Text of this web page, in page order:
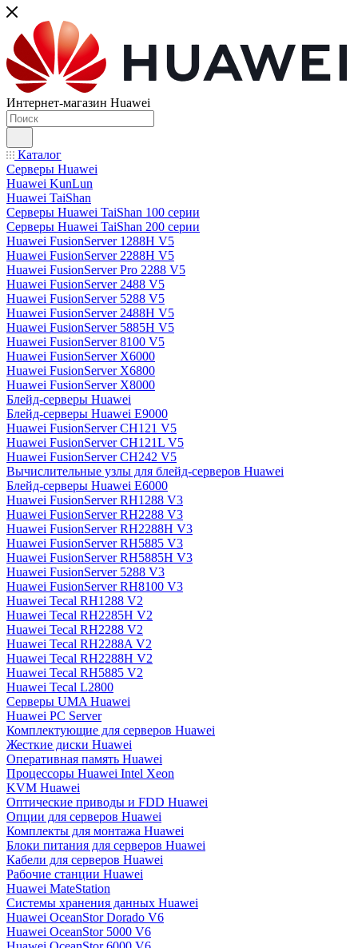
Интернет-магазин Huawei
Каталог
Серверы Huawei
Huawei KunLun
Huawei TaiShan
Серверы Huawei TaiShan 100 серии
Серверы Huawei TaiShan 200 серии
Huawei FusionServer 1288H V5
Huawei FusionServer 2288H V5
Huawei FusionServer Pro 2288 V5
Huawei FusionServer 2488 V5
Huawei FusionServer 5288 V5
Huawei FusionServer 2488H V5
Huawei FusionServer 5885H V5
Huawei FusionServer 8100 V5
Huawei FusionServer X6000
Huawei FusionServer X6800
Huawei FusionServer X8000
Блейд-серверы Huawei
Блейд-серверы Huawei E9000
Huawei FusionServer CH121 V5
Huawei FusionServer CH121L V5
Huawei FusionServer CH242 V5
Вычислительные узлы для блейд-серверов Huawei
Блейд-серверы Huawei E6000
Huawei FusionServer RH1288 V3
Huawei FusionServer RH2288 V3
Huawei FusionServer RH2288H V3
Huawei FusionServer RH5885 V3
Huawei FusionServer RH5885H V3
Huawei FusionServer 5288 V3
Huawei FusionServer RH8100 V3
Huawei Tecal RH1288 V2
Huawei Tecal RH2285H V2
Huawei Tecal RH2288 V2
Huawei Tecal RH2288A V2
Huawei Tecal RH2288H V2
Huawei Tecal RH5885 V2
Huawei Tecal L2800
Серверы UMA Huawei
Huawei PC Server
Комплектующие для серверов Huawei
Жесткие диски Huawei
Оперативная память Huawei
Процессоры Huawei Intel Xeon
KVM Huawei
Оптические приводы и FDD Huawei
Опции для серверов Huawei
Комплекты для монтажа Huawei
Блоки питания для серверов Huawei
Кабели для серверов Huawei
Рабочие станции Huawei
Huawei MateStation
Системы хранения данных Huawei
Huawei OceanStor Dorado V6
Huawei OceanStor 5000 V6